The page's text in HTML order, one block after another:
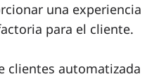
una experiencia
para el cliente.
clientes automatizada